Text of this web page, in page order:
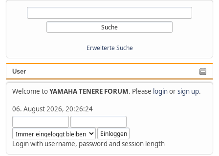
Erweiterte Suche
User
Welcome toYAMAHA TENERE FORUM. Please loginorsign up.
06. August 2026, 20:26:24
Login with username, password and session length